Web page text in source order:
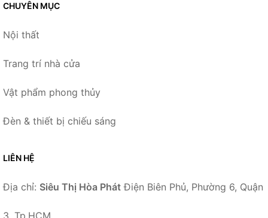
CHUYÊN MỤC
Nội thất
Trang trí nhà cửa
Vật phẩm phong thủy
Đèn & thiết bị chiếu sáng
LIÊN HỆ
Địa chỉ: Siêu Thị Hòa Phát Điện Biên Phủ, Phường 6, Quận
3, Tp.HCM